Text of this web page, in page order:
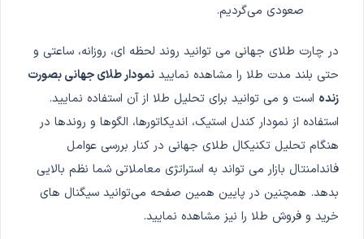
صعودی می‌گردیم.
در چارت طلای جهانی می توانید روند لحظه ای، روزانه، ساعتی و
حتی بلند مدت طلا را مشاهده نمایید نمودار طلای جهانی بصورت
زنده است و می توانید برای تحلیل طلا از آن استفاده نمایید.
استفاده از نمودار کندل استیک، اندیکاتورها، الگوها و روندها در
هنگام تحلیل تکنیکال طلای جهانی در کنار بررسی عوامل
فاندامنتال بازار می ‌تواند به استراتژی معاملاتی شما نظم بالایی
بدهد. همچنین در پایین همین صفحه می‌توانید سیگنال های
خرید و فروش طلا را نیز مشاهده نمایید.